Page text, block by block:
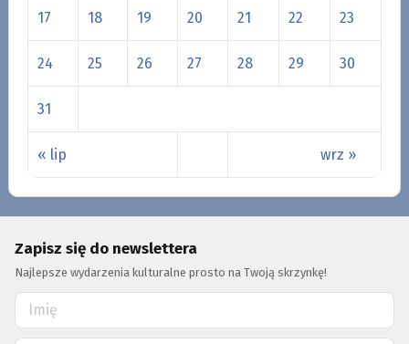
« lip wrz »
17 18 19 20 21 22 23
24 25 26 27 28 29 30
31
Zapisz się do newslettera
Najlepsze wydarzenia kulturalne prosto na Twoją skrzynkę!